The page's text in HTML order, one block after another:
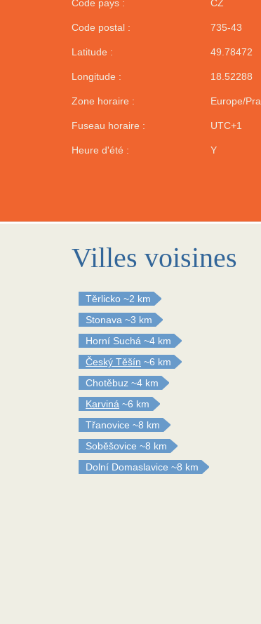
Code pays : CZ
Code postal : 735-43
Latitude : 49.78472
Longitude : 18.52288
Zone horaire : Europe/
Fuseau horaire : UTC+1
Heure d'été : Y
Villes voisines
Těrlicko ~2 km
Stonava ~3 km
Horní Suchá ~4 km
Český Těšín ~6 km
Chotěbuz ~4 km
Karviná ~6 km
Třanovice ~8 km
Soběšovice ~8 km
Dolní Domaslavice ~8 km